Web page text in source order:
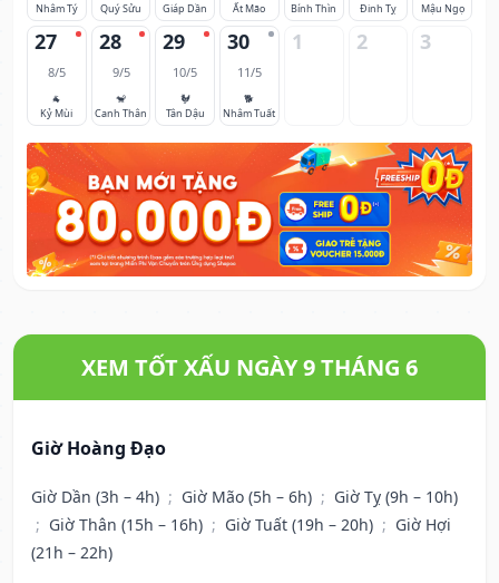
Nhâm Tý
Quý Sửu
Giáp Dần
Ất Mão
Bính Thìn
Đinh Tỵ
Mậu Ngọ
27
8/5
🐐
Kỷ Mùi
28
9/5
🐒
Canh Thân
29
10/5
🐓
Tân Dậu
30
11/5
🐕
Nhâm Tuất
1 2 3
XEM TỐT XẤU NGÀY 9 THÁNG 6
Giờ Hoàng Đạo
Giờ Dần (3h – 4h) ; Giờ Mão (5h – 6h) ; Giờ Tỵ (9h – 10h)
; Giờ Thân (15h – 16h) ; Giờ Tuất (19h – 20h) ; Giờ Hợi
(21h – 22h)